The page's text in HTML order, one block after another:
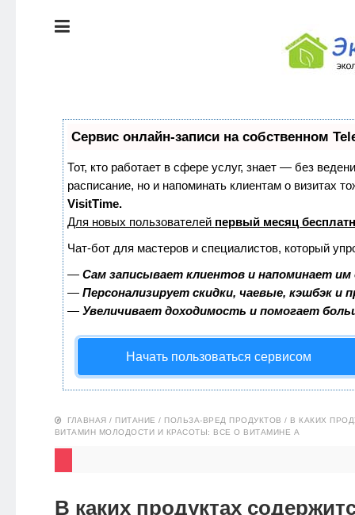
СТИЛЬ
ЭКОЛОГИЯ
ДОМА
КРАСОТА И
ЗДОРОВЬЕ
ПИТАНИЕ
НОВОСТИ
БЛОГ
Сервис онлайн-записи на собственном
Тот, кто работает в сфере услуг, знает — без
расписание, но и напоминать клиентам о
VisitTime.
Для новых пользователей первый месяц
Чат-бот для мастеров и специалистов, который
— Сам записывает клиентов и напоминает им
— Персонализирует скидки, чаевые, кэшбэк и
— Увеличивает доходимость и помогает
Начать пользоваться сервисом
ГЛАВНАЯ / ПИТАНИЕ / ПОЛЬЗА-ВРЕД ПРОДУКТОВ / В КАКИХ
ВИТАМИН МОЛОДОСТИ И КРАСОТЫ: ВСЕ О ВИТАМИНЕ А
В каких продуктах